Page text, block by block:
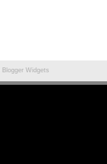
Blogger Widgets